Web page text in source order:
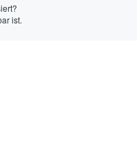
ist.